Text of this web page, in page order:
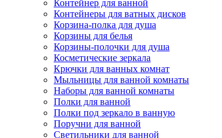
Контейнер для ванной
Контейнеры для ватных дисков
Корзина-полка для душа
Корзины для белья
Корзины-полочки для душа
Косметические зеркала
Крючки для ванных комнат
Мыльницы для ванной комнаты
Наборы для ванной комнаты
Полки для ванной
Полки под зеркало в ванную
Поручни для ванной
Светильники для ванной